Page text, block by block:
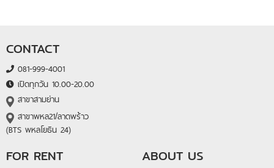
CONTACT
081-999-4001
เปิดทุกวัน 10.00-20.00
สาขาสามย่าน
สาขาพหล21/ลาดพร้าว
(BTS พหลโยธิน 24)
FOR RENT ABOUT US